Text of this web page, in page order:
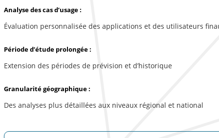
Analyse des cas d’usage :
Évaluation personnalisée des applications et des utilisateurs
Période d’étude prolongée :
Extension des périodes de prévision et d’historique
Granularité géographique :
Des analyses plus détaillées aux niveaux régional et national